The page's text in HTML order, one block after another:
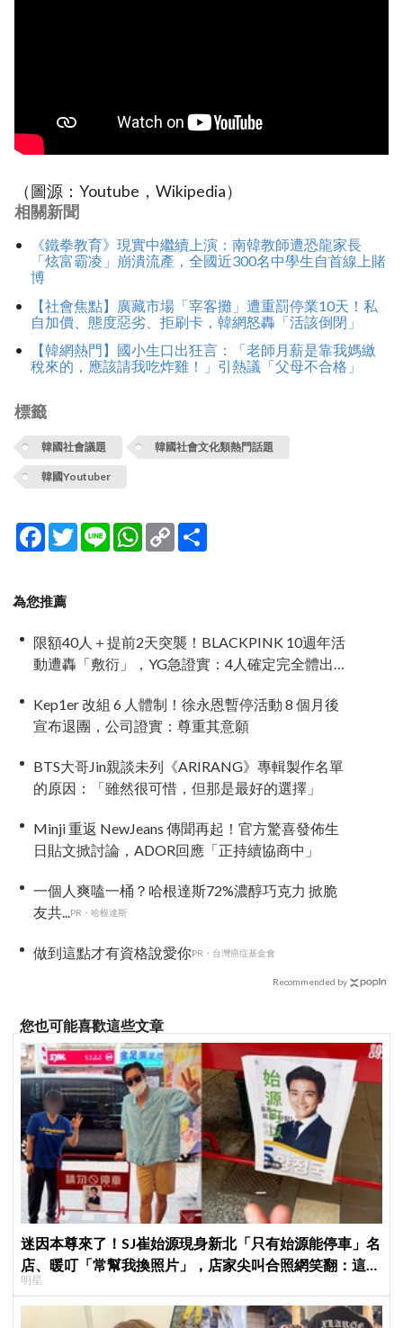
（圖源：Youtube，Wikipedia）
相關新聞
《鐵拳教育》現實中繼續上演：南韓教師遭恐龍家長
「炫富霸凌」崩潰流產，全國近300名中學生自首線上賭
博
【社會焦點】廣藏市場「宰客攤」遭重罰停業10天！私
自加價、態度惡劣、拒刷卡，韓網怒轟「活該倒閉」
【韓網熱門】國小生口出狂言：「老師月薪是靠我媽繳
稅來的，應該請我吃炸雞！」引熱議「父母不合格」
標籤
韓國社會議題 韓國社會文化類熱門話題
韓國Youtuber
Facebook
TwitterLine WhatsApp
Copy
Link
為您推薦
限額40人＋提前2天突襲！BLACKPINK 10週年活
動遭轟「敷衍」，YG急證實：4人確定完全體出
Kep1er 改組 6 人體制！徐永恩暫停活動 8 個月後
宣布退團，公司證實：尊重其意願
BTS大哥Jin親談未列《ARIRANG》專輯製作名單
的原因：「雖然很可惜，但那是最好的選擇」
Minji 重返 NewJeans 傳聞再起！官方驚喜發佈生
日貼文掀討論，ADOR回應「正持續協商中」
一個人爽嗑一桶？哈根達斯72%濃醇巧克力 掀脆
友共...PR・哈根達斯
做到這點才有資格說愛你PR・台灣癌症基金會
Recommended by
您也可能喜歡這些文章
迷因本尊來了！SJ崔始源現身新北「只有始源能停車」名
店、暖叮「常幫我換照片」，店家尖叫合照網笑翻：這輩
子不能脫粉了
明星